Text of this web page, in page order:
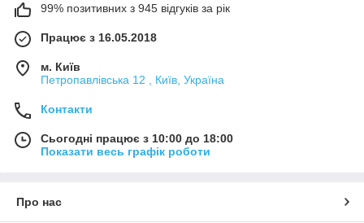
99% позитивних з 945 відгуків за рік
Працює з 16.05.2018
м. Київ
Петропавлівська 12 , Київ, Україна
Контакти
Сьогодні працює з 10:00 до 18:00
Показати весь графік роботи
Про нас